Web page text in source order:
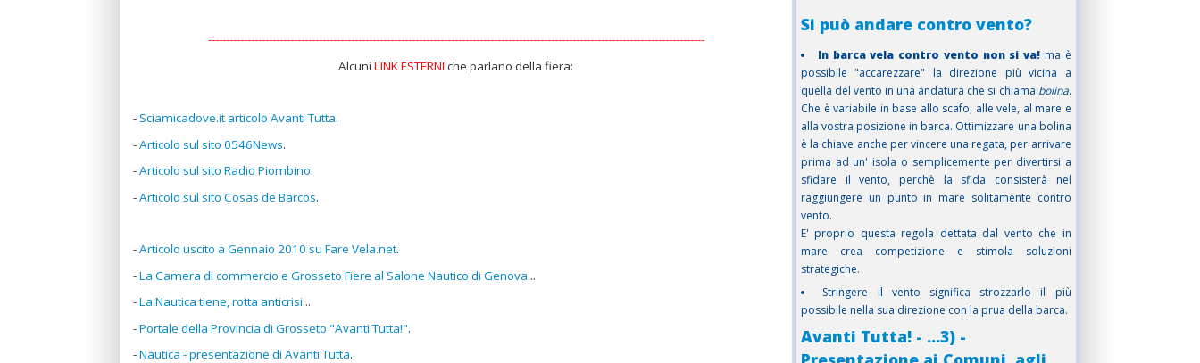
-------------------------------------------------------------------------------------------------------------------------------------------
AlcuniLINK ESTERNI che parlano della fiera:
-Sciamicadove.it articolo Avanti Tutta.
-Articolo sul sito 0546News.
-Articolo sul sito Radio Piombino.
-Articolo sul sito Cosas de Barcos.
-Articolo uscito a Gennaio 2010 su Fare Vela.net.
-La Camera di commercio e Grosseto Fiere al Salone Nautico di Genova...
-La Nautica tiene, rotta anticrisi...
-Portale della Provincia di Grosseto "Avanti Tutta!".
-Nautica - presentazione di Avanti Tutta.
Si può andare contro vento?
In barca vela contro vento non si va! ma è
possibile "accarezzare" la direzione più vicina a
quella del vento in una andatura che si chiama bolina.
Che è variabile in base allo scafo, alle vele, al mare e
alla vostra posizione in barca. Ottimizzare una bolina
è la chiave anche per vincere una regata, per arrivare
prima ad un' isola o semplicemente per divertirsi a
sfidare il vento, perchè la sfida consisterà nel
raggiungere un punto in mare solitamente contro
vento.
E' proprio questa regola dettata dal vento che in
mare crea competizione e stimola soluzioni
strategiche.
Stringere il vento significa strozzarlo il più
possibile nella sua direzione con la prua della barca.
Avanti Tutta! - ...3) -